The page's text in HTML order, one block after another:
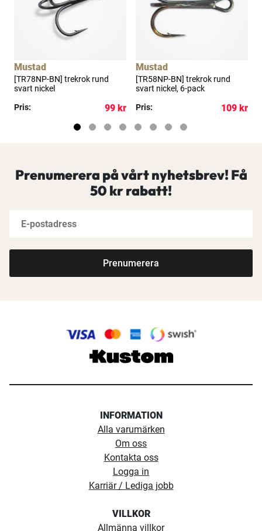
Mustad
[TR78NP-BN] trekrok rund
svart nickel
Pris:
99 kr
Mustad
[TR58NP-BN] trekrok rund
svart nickel, 6-pack
Pris:
109 kr
Prenumerera på vårt nyhetsbrev! Få
50 kr rabatt!
Prenumerera
INFORMATION
Alla varumärken
Om oss
Kontakta oss
Logga in
Karriär / Lediga jobb
VILLKOR
Allmänna villkor